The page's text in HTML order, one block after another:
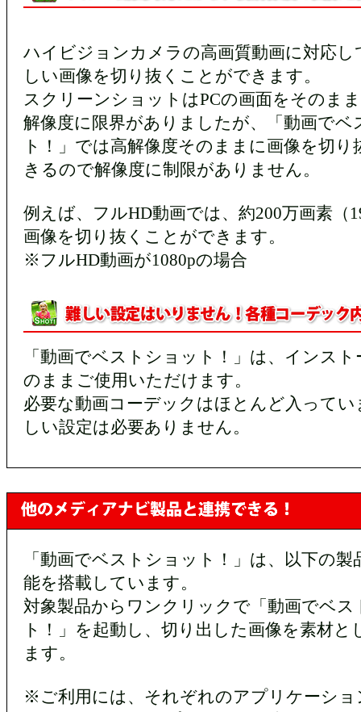
ハイビジョンカメラの高画質動画に対応し
しい画像を切り抜くことができます。
スクリーンショットはPCの画面をそのま
解像度に限界がありましたが、「動画でベ
ト！」では高解像度そのままに画像を切
きるので解像度に制限がありません。
例えば、フルHD動画では、約200万画素（
画像を切り抜くことができます。
※フルHD動画が1080pの場合
「動画でベストショット！」は、インス
のままご使用いただけます。
必要な動画コーデックはほとんど入って
しい設定は必要ありません。
「動画でベストショット！」は、以下の製
能を搭載しています。
対象製品からワンクリックで「動画でベス
ト！」を起動し、切り出した画像を素材と
ます。
※ご利用には、それぞれのアプリケーショ